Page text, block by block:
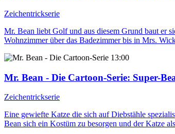
Zeichentrickserie
Mr. Bean liebt Golf und aus diesem Grund baut er
Wohnzimmer über das Badezimmer bis in Mrs.
13:00
Mr. Bean - Die Cartoon-Serie: Super-
Zeichentrickserie
Eine gewiefte Katze die sich auf Diebstähle
Bean sich ein Kostüm zu besorgen und der Katze